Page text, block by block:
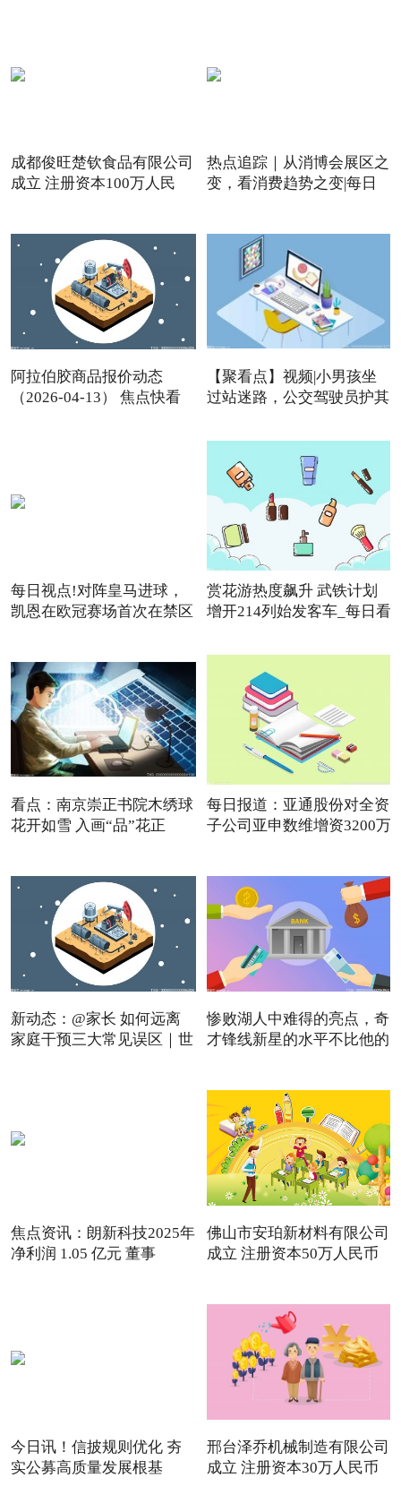
成都俊旺楚钦食品有限公司
成立 注册资本100万人民
热点追踪｜从消博会展区之
变，看消费趋势之变|每日
阿拉伯胶商品报价动态
（2026-04-13） 焦点快看
【聚看点】视频|小男孩坐
过站迷路，公交驾驶员护其
每日视点!对阵皇马进球，
凯恩在欧冠赛场首次在禁区
赏花游热度飙升 武铁计划
增开214列始发客车_每日看
看点：南京崇正书院木绣球
花开如雪 入画“品”花正
每日报道：亚通股份对全资
子公司亚申数维增资3200万
新动态：@家长 如何远离
家庭干预三大常见误区｜世
惨败湖人中难得的亮点，奇
才锋线新星的水平不比他的
焦点资讯：朗新科技2025年
净利润 1.05 亿元 董事
佛山市安珀新材料有限公司
成立 注册资本50万人民币
今日讯！信披规则优化 夯
实公募高质量发展根基
邢台泽乔机械制造有限公司
成立 注册资本30万人民币